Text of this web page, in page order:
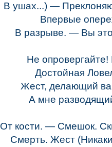
В ушах...) —
Впервые
В разрыве. — Вы
Не
Достойная
Жест, делающий
А мне
От кости. — Смешок.
Смерть. Жест